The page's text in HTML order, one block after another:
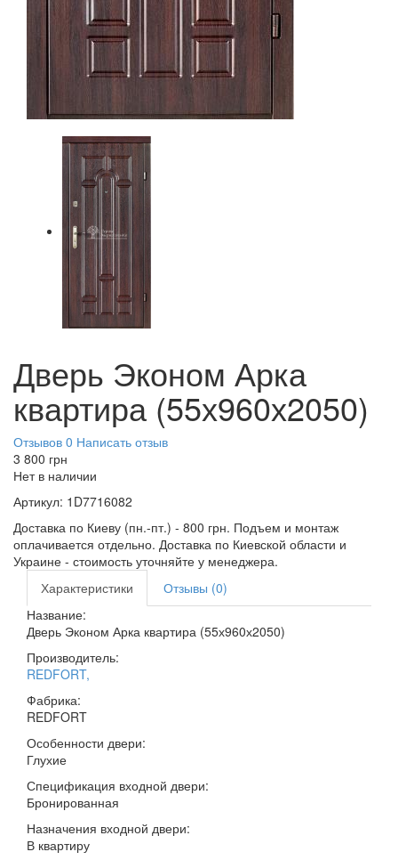
Дверь Эконом Арка
квартира (55х960х2050)
Отзывов 0 Написать отзыв
3 800 грн
Нет в наличии
Артикул: 1D7716082
Доставка по Киеву (пн.-пт.) - 800 грн. Подъем и монтаж
оплачивается отдельно. Доставка по Киевской области и
Украине - стоимость уточняйте у менеджера.
Характеристики
Отзывы (0)
Название:
Дверь Эконом Арка квартира (55х960х2050)
Производитель:
REDFORT,
Фабрика:
REDFORT
Особенности двери:
Глухие
Спецификация входной двери:
Бронированная
Назначения входной двери:
В квартиру